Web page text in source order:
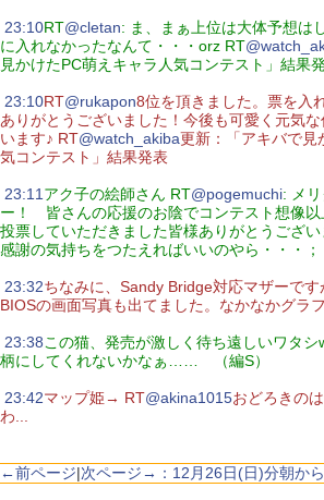
23:10RT@cletan: ま、まぁ上位は大体予想は
に入れなかったなんて・・・orz RT
見かけたPC萌えキャラ人気コンテスト」結果
23:10RT@rukapon8位を頂きました。票を入
ありがとうございました！今後も可愛く元気
います♪ RT@watch_akiba更新：「アキバで見
気コンテスト」結果発表
23:11 アク子の絵師さん RT@pogemuchi: メ
ー！ 皆さんの応援のお陰でコンテスト想像以
投票していただきました皆様ありがとうござ
感謝の気持ちをつたえればいいのやら・・・；
23:32ちなみに、Sandy Bridge対応マザーで
BIOSの画面写真も出てました。なかなかグラ
23:38この猫、発売が激しく待ち遠しいワタ
柄にしてくれないかなぁ…… （編S）
23:42マップ姫→ RT@akina1015おどろきの
わ...
←前ページ|次ページ→：12月26日(日)分朝か